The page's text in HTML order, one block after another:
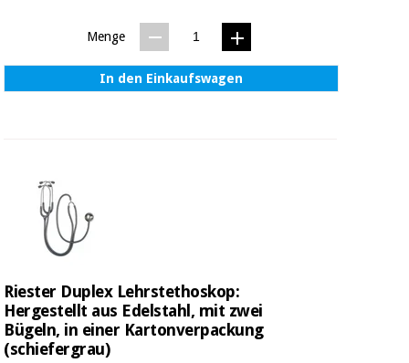
Menge
In den Einkaufswagen
Riester Duplex Lehrstethoskop:
Hergestellt aus Edelstahl, mit zwei
Bügeln, in einer Kartonverpackung
(schiefergrau)